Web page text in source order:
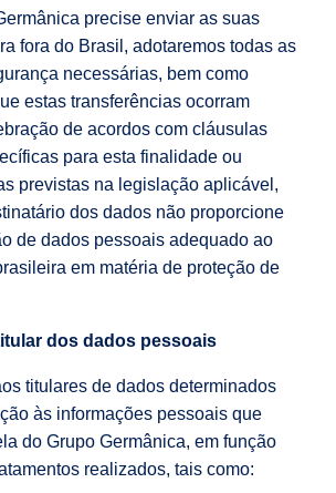
precise enviar as suas
fora do Brasil, adotaremos todas as
necessárias, bem como
estas transferências ocorram
de acordos com cláusulas
para esta finalidade ou
previstas na legislação aplicável,
dos dados não proporcione
de dados pessoais adequado ao
em matéria de proteção de
dos dados pessoais
titulares de dados determinados
às informações pessoais que
do Grupo Germânica, em função
realizados, tais como: